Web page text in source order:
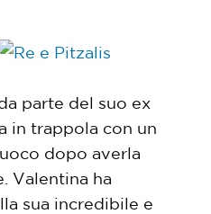
parte del suo ex
in trappola con un
dopo averla
Valentina ha
sua incredibile e